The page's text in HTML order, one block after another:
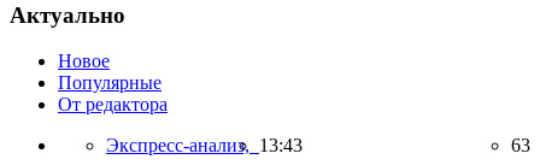
Актуально
Новое
Популярные
От редактора
Экспресс-анализ, 13:43 63